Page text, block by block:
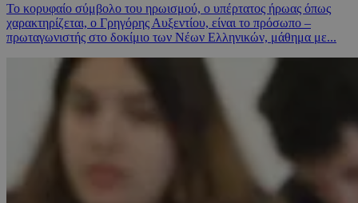
Το κορυφαίο σύμβολο του ηρωισμού, ο υπέρτατος ήρωας όπως
χαρακτηρίζεται, ο Γρηγόρης Αυξεντίου, είναι το πρόσωπο –
πρωταγωνιστής στο δοκίμιο των Νέων Ελληνικών, μάθημα με...